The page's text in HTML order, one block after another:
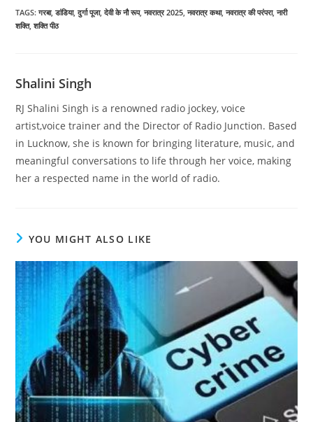
TAGS:गरबा, डांडिया, दुर्गा पूजा, देवी के नौ रूप, नवरात्र 2025, नवरात्र कथा, नवरात्र की परंपरा, नारी
शक्ति, शक्ति पीठ
Shalini Singh
RJ Shalini Singh is a renowned radio jockey, voice
artist,voice trainer and the Director of Radio Junction. Based
in Lucknow, she is known for bringing literature, music, and
meaningful conversations to life through her voice, making
her a respected name in the world of radio.
YOU MIGHT ALSO LIKE